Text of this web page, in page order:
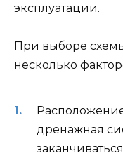
эксплуатации.
При выборе
несколько
дренажная